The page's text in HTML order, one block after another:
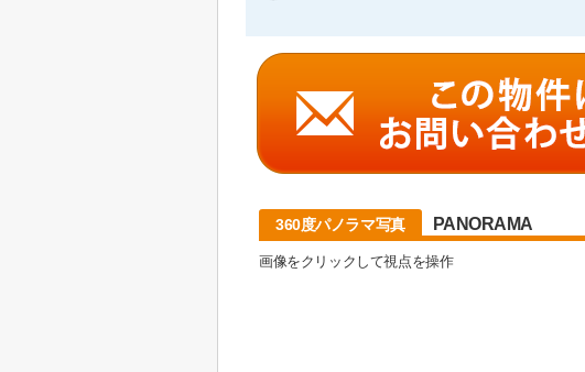
360度パノラマ写真 PANORAMA
画像をクリックして視点を操作